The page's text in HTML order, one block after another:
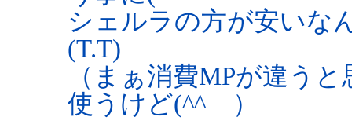
シェルラの方が安いな
(T.T)
（まぁ消費MPが違う
使うけど(^^ゞ）